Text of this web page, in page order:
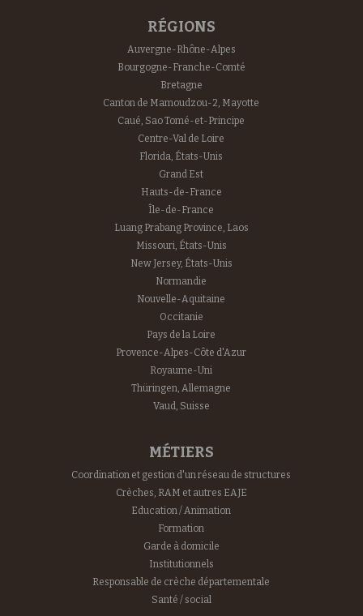
RÉGIONS
Auvergne-Rhône-Alpes
Bourgogne-Franche-Comté
Bretagne
Canton de Mamoudzou-2, Mayotte
Caué, Sao Tomé-et-Principe
Centre-Val de Loire
Florida, États-Unis
Grand Est
Hauts-de-France
Île-de-France
Luang Prabang Province, Laos
Missouri, États-Unis
New Jersey, États-Unis
Normandie
Nouvelle-Aquitaine
Occitanie
Pays de la Loire
Provence-Alpes-Côte d'Azur
Royaume-Uni
Thüringen, Allemagne
Vaud, Suisse
MÉTIERS
Coordination et gestion d'un réseau de structures
Crèches, RAM et autres EAJE
Education / Animation
Formation
Garde à domicile
Institutionnels
Responsable de crèche départementale
Santé / social